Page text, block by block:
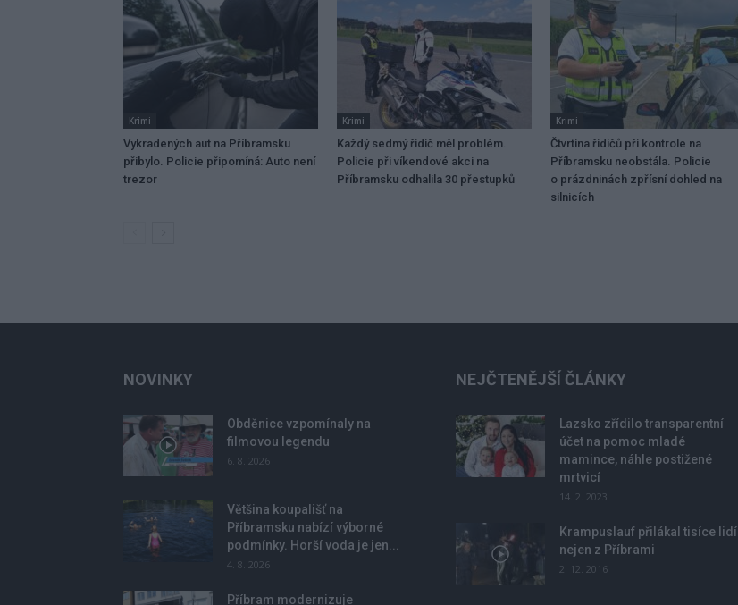
Krimi
Vykradených aut na Příbramsku
přibylo. Policie připomíná: Auto není
trezor
Krimi
Každý sedmý řidič měl problém.
Policie při víkendové akci na
Příbramsku odhalila 30 přestupků
Krimi
Čtvrtina řidičů při kontrole na
Příbramsku neobstála. Policie
o prázdninách zpřísní dohled na
silnicích
NOVINKY
Obděnice vzpomínaly na
filmovou legendu
6. 8. 2026
Většina koupališť na
Příbramsku nabízí výborné
podmínky. Horší voda je jen...
4. 8. 2026
Příbram modernizuje
NEJČTENĚJŠÍ ČLÁNKY
Lazsko zřídilo transparentní
účet na pomoc mladé
mamince, náhle postižené
mrtvicí
14. 2. 2023
Krampuslauf přilákal tisíce lidí
nejen z Příbrami
2. 12. 2016